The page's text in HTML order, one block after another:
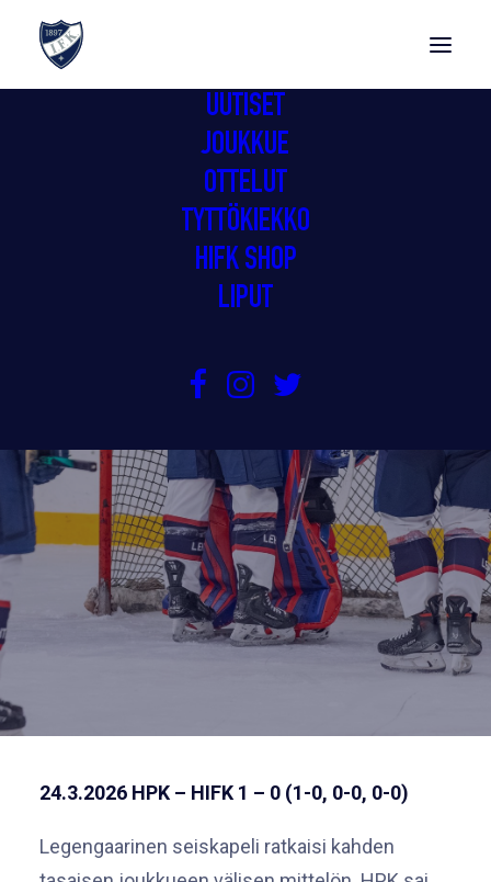
UUTISET
JOUKKUE
OTTELUT
TYTTÖKIEKKO
HIFK SHOP
LIPUT
GIMMAT PRONSSIPELIIN
24.3.2026 HPK – HIFK 1 – 0 (1-0, 0-0, 0-0)
Legengaarinen seiskapeli ratkaisi kahden